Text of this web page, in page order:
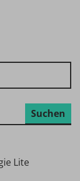
Lite